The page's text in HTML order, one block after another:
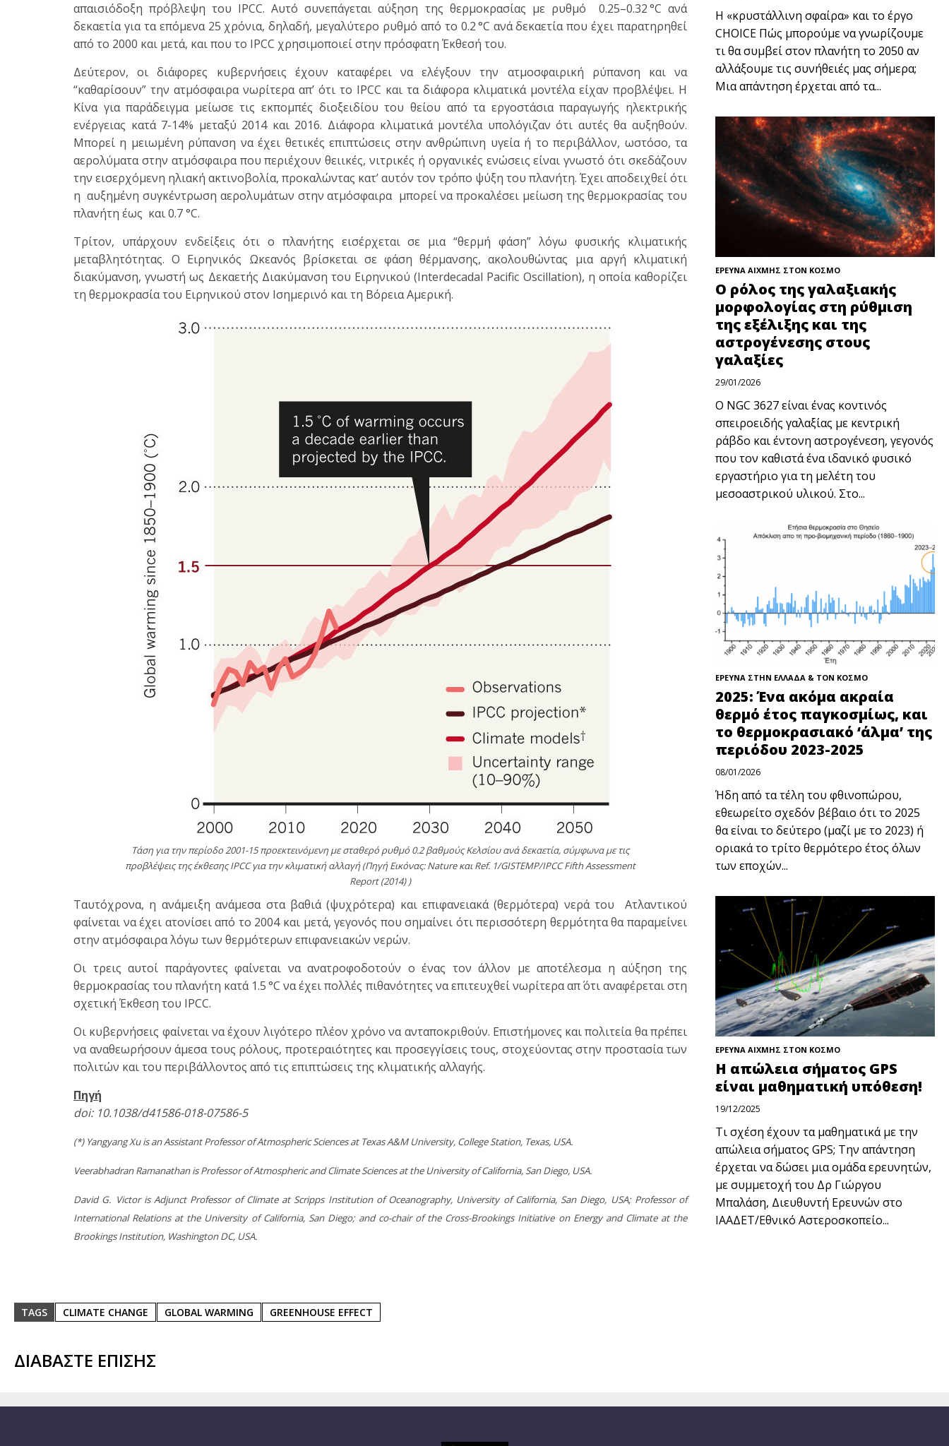
απαισιόδοξη πρόβλεψη του IPCC. Αυτό συνεπάγεται αύξηση της θερμοκρασίας με ρυθμό 0.25–0.32 °C ανά
δεκαετία για τα επόμενα 25 χρόνια, δηλαδή, μεγαλύτερο ρυθμό από το 0.2 °C ανά δεκαετία που έχει παρατηρηθεί
από το 2000 και μετά, και που το IPCC χρησιμοποιεί στην πρόσφατη Έκθεσή του.
Δεύτερον, οι διάφορες κυβερνήσεις έχουν καταφέρει να ελέγξουν την ατμοσφαιρική ρύπανση και να
“καθαρίσουν” την ατμόσφαιρα νωρίτερα απ’ ότι το IPCC και τα διάφορα κλιματικά μοντέλα είχαν προβλέψει. Η
Κίνα για παράδειγμα μείωσε τις εκπομπές διοξειδίου του θείου από τα εργοστάσια παραγωγής ηλεκτρικής
ενέργειας κατά 7-14% μεταξύ 2014 και 2016. Διάφορα κλιματικά μοντέλα υπολόγιζαν ότι αυτές θα αυξηθούν.
Μπορεί η μειωμένη ρύπανση να έχει θετικές επιπτώσεις στην ανθρώπινη υγεία ή το περιβάλλον, ωστόσο, τα
αερολύματα στην ατμόσφαιρα που περιέχουν θειικές, νιτρικές ή οργανικές ενώσεις είναι γνωστό ότι σκεδάζουν
την εισερχόμενη ηλιακή ακτινοβολία, προκαλώντας κατ’ αυτόν τον τρόπο ψύξη του πλανήτη. Έχει αποδειχθεί ότι
η αυξημένη συγκέντρωση αερολυμάτων στην ατμόσφαιρα μπορεί να προκαλέσει μείωση της θερμοκρασίας του
πλανήτη έως και 0.7 °C.
Τρίτον, υπάρχουν ενδείξεις ότι ο πλανήτης εισέρχεται σε μια “θερμή φάση” λόγω φυσικής κλιματικής
μεταβλητότητας. Ο Ειρηνικός Ωκεανός βρίσκεται σε φάση θέρμανσης, ακολουθώντας μια αργή κλιματική
διακύμανση, γνωστή ως Δεκαετής Διακύμανση του Ειρηνικού (Interdecadal Pacific Oscillation), η οποία καθορίζει
τη θερμοκρασία του Ειρηνικού στον Ισημερινό και τη Βόρεια Αμερική.
Τάση για την περίοδο 2001-15 προεκτεινόμενη με σταθερό ρυθμό 0.2 βαθμούς Κελσίου ανά δεκαετία, σύμφωνα με τις
προβλέψεις της έκθεσης IPCC για την κλιματική αλλαγή (Πηγή Εικόνας: Nature και Ref. 1/GISTEMP/IPCC Fifth Assessment
Report (2014) )
Ταυτόχρονα, η ανάμειξη ανάμεσα στα βαθιά (ψυχρότερα) και επιφανειακά (θερμότερα) νερά του Ατλαντικού
φαίνεται να έχει ατονίσει από το 2004 και μετά, γεγονός που σημαίνει ότι περισσότερη θερμότητα θα παραμείνει
στην ατμόσφαιρα λόγω των θερμότερων επιφανειακών νερών.
Οι τρεις αυτοί παράγοντες φαίνεται να ανατροφοδοτούν ο ένας τον άλλον με αποτέλεσμα η αύξηση της
θερμοκρασίας του πλανήτη κατά 1.5 °C να έχει πολλές πιθανότητες να επιτευχθεί νωρίτερα απ΄ ότι αναφέρεται στη
σχετική Έκθεση του IPCC.
Οι κυβερνήσεις φαίνεται να έχουν λιγότερο πλέον χρόνο να ανταποκριθούν. Επιστήμονες και πολιτεία θα πρέπει
να αναθεωρήσουν άμεσα τους ρόλους, προτεραιότητες και προσεγγίσεις τους, στοχεύοντας στην προστασία των
πολιτών και του περιβάλλοντος από τις επιπτώσεις της κλιματικής αλλαγής.
Πηγή
doi: 10.1038/d41586-018-07586-5
(*) Yangyang Xu is anAssistant Professor of Atmospheric Sciences at Texas A&M University, College Station, Texas, USA.
Veerabhadran Ramanathan is Professor of Atmospheric and Climate Sciences at the University of California, San Diego, USA.
David G. Victor is Adjunct Professor of Climate at Scripps Institution of Oceanography, University of California, San Diego, USA; Professor of
International Relations at the University of California, San Diego; and co-chair of the Cross-Brookings Initiative on Energy and Climate at the
Brookings Institution, Washington DC, USA.
TAGS CLIMATE CHANGE GLOBAL WARMING GREENHOUSE EFFECT
Η «κρυστάλλινη σφαίρα» και το έργο
CHOICE Πώς μπορούμε να γνωρίζουμε
τι θα συμβεί στον πλανήτη το 2050 αν
αλλάξουμε τις συνήθειές μας σήμερα;
Μια απάντηση έρχεται από τα...
ΕΡΕΥΝΑ ΑΙΧΜΗΣ ΣΤΟΝ ΚΟΣΜΟ
Ο ρόλος της γαλαξιακής
μορφολογίας στη ρύθμιση
της εξέλιξης και της
αστρογένεσης στους
γαλαξίες
29/01/2026
Ο NGC 3627 είναι ένας κοντινός
σπειροειδής γαλαξίας με κεντρική
ράβδο και έντονη αστρογένεση, γεγονός
που τον καθιστά ένα ιδανικό φυσικό
εργαστήριο για τη μελέτη του
μεσοαστρικού υλικού. Στο...
ΕΡΕΥΝΑ ΣΤΗΝ ΕΛΛΑΔΑ & ΤΟΝ ΚΟΣΜΟ
2025: Ένα ακόμα ακραία
θερμό έτος παγκοσμίως, και
το θερμοκρασιακό ‘άλμα’ της
περιόδου 2023-2025
08/01/2026
Ήδη από τα τέλη του φθινοπώρου,
εθεωρείτο σχεδόν βέβαιο ότι το 2025
θα είναι το δεύτερο (μαζί με το 2023) ή
οριακά το τρίτο θερμότερο έτος όλων
των εποχών...
ΕΡΕΥΝΑ ΑΙΧΜΗΣ ΣΤΟΝ ΚΟΣΜΟ
Η απώλεια σήματος GPS
είναι μαθηματική υπόθεση!
19/12/2025
Τι σχέση έχουν τα μαθηματικά με την
απώλεια σήματος GPS; Την απάντηση
έρχεται να δώσει μια ομάδα ερευνητών,
με συμμετοχή του Δρ Γιώργου
Μπαλάση, Διευθυντή Ερευνών στο
ΙΑΑΔΕΤ/Εθνικό Αστεροσκοπείο...
ΔΙΑΒΑΣΤΕ ΕΠΙΣΗΣ